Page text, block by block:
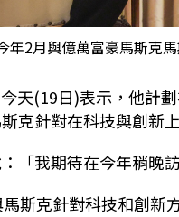
2月與億萬富豪馬斯克
天(19日)表示，他計
克針對在科技與創新
「我期待在今年稍晚訪
斯克針對科技和創